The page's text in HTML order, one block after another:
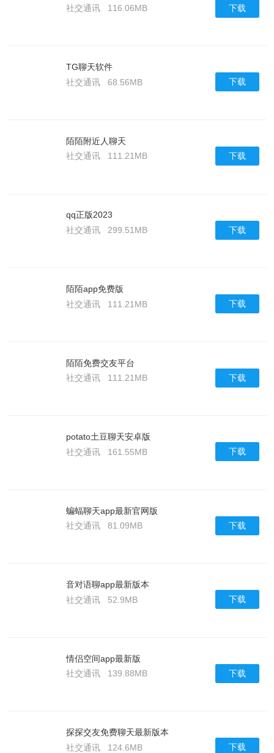
社交通讯
116.06MB 下载
TG聊天软件
社交通讯
68.56MB 下载
陌陌附近人聊天
社交通讯
111.21MB 下载
qq正版2023
社交通讯
299.51MB 下载
陌陌app免费版
社交通讯
111.21MB 下载
陌陌免费交友平台
社交通讯
111.21MB 下载
potato土豆聊天安卓版
社交通讯
161.55MB 下载
蝙蝠聊天app最新官网版
社交通讯
81.09MB 下载
音对语聊app最新版本
社交通讯
52.9MB 下载
情侣空间app最新版
社交通讯
139.88MB 下载
探探交友免费聊天最新版本
社交通讯
124.6MB 下载